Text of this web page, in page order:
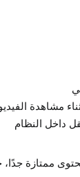
مشاهدة
داخل النظام
ممتازة